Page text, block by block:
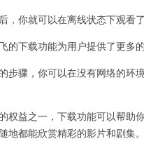
你就可以在离线状态下观看了
下载功能为用户提供了更多的
骤，你可以在没有网络的环
益之一，下载功能可以帮助
地都能欣赏精彩的影片和剧集。